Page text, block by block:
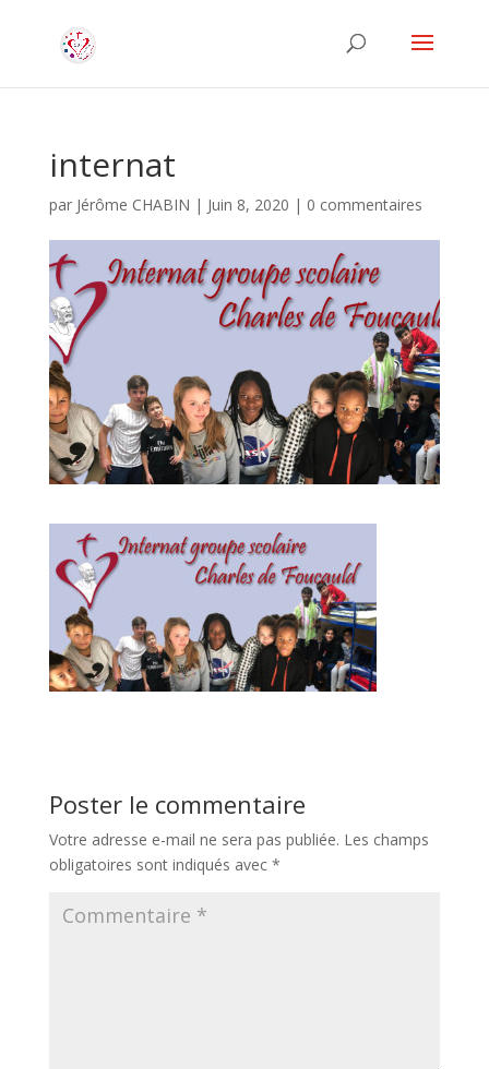
internat
par Jérôme CHABIN | Juin 8, 2020 | 0 commentaires
Poster le commentaire
Votre adresse e-mail ne sera pas publiée. Les champs
obligatoires sont indiqués avec *